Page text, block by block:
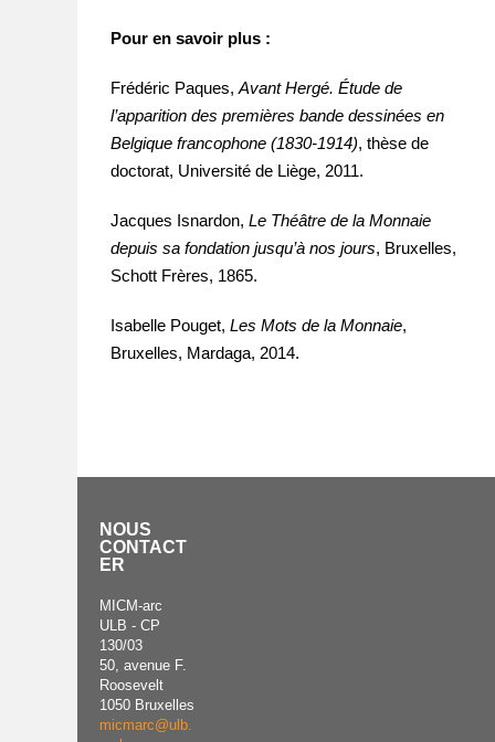
Pour en savoir plus :
Frédéric Paques, Avant Hergé. Étude de
l’apparition des premières bande dessinées en
Belgique francophone (1830-1914), thèse de
doctorat, Université de Liège, 2011.
Jacques Isnardon, Le Théâtre de la Monnaie
depuis sa fondation jusqu’à nos jours, Bruxelles,
Schott Frères, 1865.
Isabelle Pouget, Les Mots de la Monnaie,
Bruxelles, Mardaga, 2014.
NOUS
CONTACT
ER
MICM-arc
ULB - CP
130/03
50, avenue F.
Roosevelt
1050 Bruxelles
micmarc@ulb.